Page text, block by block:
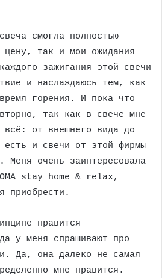
смогла полностью
цену, так и мои ожидания
зажигания этой свечи
и наслаждаюсь тем, как
горения. И пока что
так как в свече мне
всё: от внешнего вида до
есть и свечи от этой фирмы
Меня очень заинтересовала
stay home & relax,
приобрести.
нравится
у меня спрашивают про
Да, она далеко не самая
мне нравится.